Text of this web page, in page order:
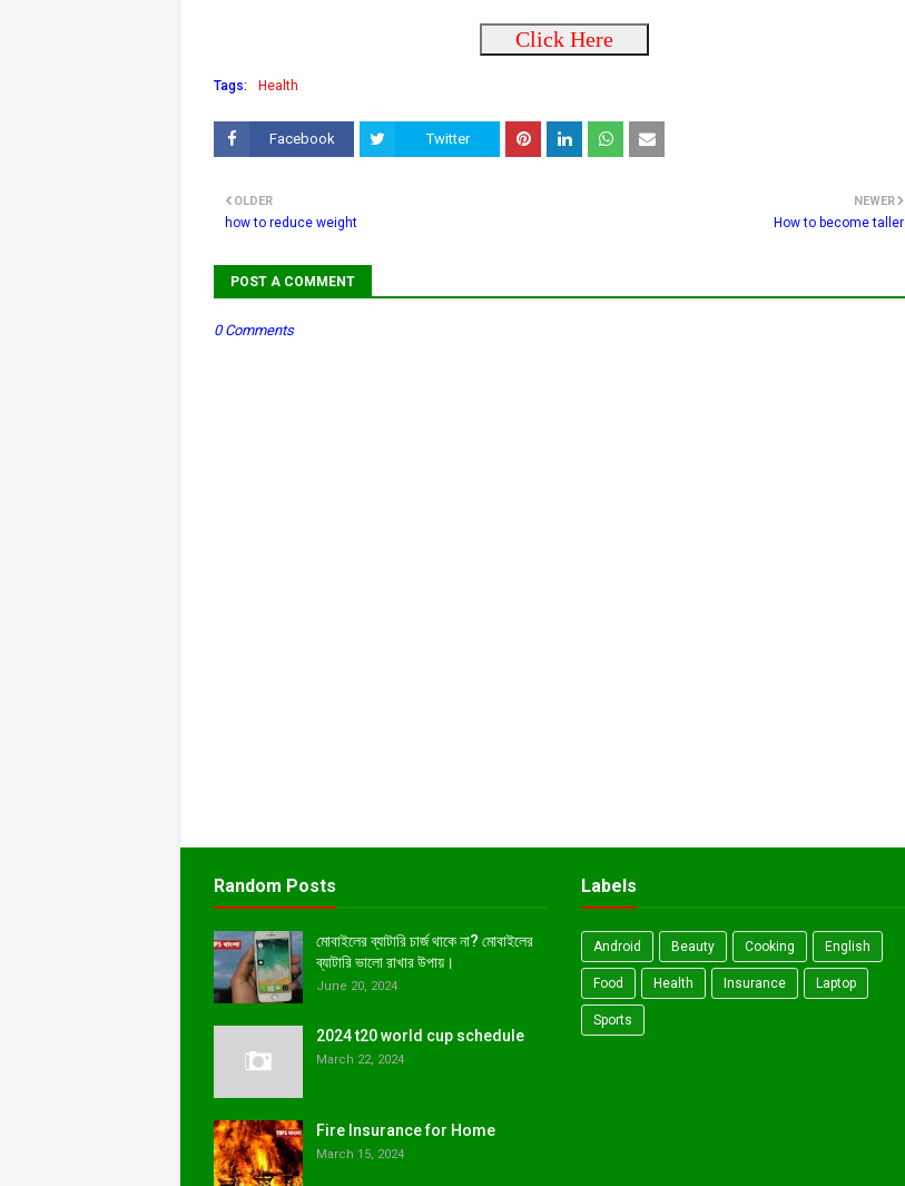
Click Here
Tags: Health
Facebook Twitter
NEWER
How to become taller
OLDER
how to reduce weight
POST A COMMENT
0 Comments
Random Posts
মোবাইলের ব্যাটারি চার্জ থাকে না? মোবাইলের
ব্যাটারি ভালো রাখার উপায়।
June 20, 2024
2024 t20 world cup schedule
March 22, 2024
Fire Insurance for Home
March 15, 2024
Labels
Android Beauty Cooking English
Food Health Insurance Laptop
Sports